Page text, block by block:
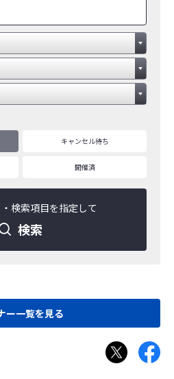
キャンセル待ち
開催済
検索項目を指定して
検索
ー一覧を見る